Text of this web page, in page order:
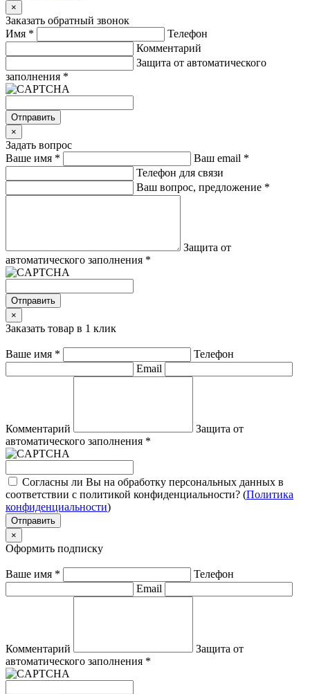
×
Заказать обратный звонок
Имя *
Телефон
Комментарий
Защита от автоматического
заполнения *
Отправить
×
Задать вопрос
Ваше имя * Ваш email *
Телефон для связи
Ваш вопрос, предложение *
Защита от
автоматического заполнения *
Отправить
×
Заказать товар в 1 клик
Ваше имя *
Телефон
Email
Комментарий
Защита от
автоматического заполнения *
Согласны ли Вы на обработку персональных данных в
соответствии с политикой конфиденциальности? (Политика
конфиденциальности)
Отправить
×
Оформить подписку
Ваше имя *
Телефон
Email
Комментарий
Защита от
автоматического заполнения *